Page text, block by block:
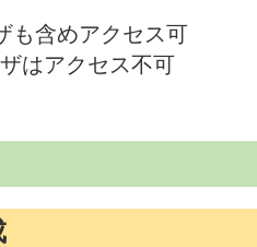
も含めアクセス可
はアクセス不可